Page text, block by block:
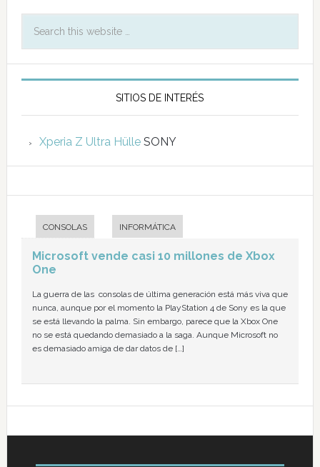
SITIOS DE INTERÉS
Xperia Z Ultra HülleSONY
CONSOLAS INFORMÁTICA
Microsoft vende casi 10 millones de Xbox
One
La guerra de las consolas de última generación está más viva que
nunca, aunque por el momento la PlayStation 4 de Sony es la que
se está llevando la palma. Sin embargo, parece que la Xbox One
no se está quedando demasiado a la saga. Aunque Microsoft no
es demasiado amiga de dar datos de […]